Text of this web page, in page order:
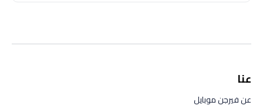
عنا
عن فيرجن موبايل